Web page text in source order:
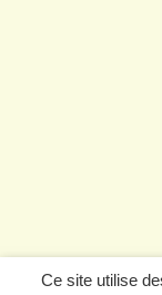
Ce site utilise